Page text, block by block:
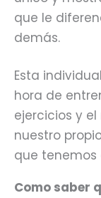
que le
demás.
Esta
hora de
ejercicios y
nuestro
que tenemos
Como saber